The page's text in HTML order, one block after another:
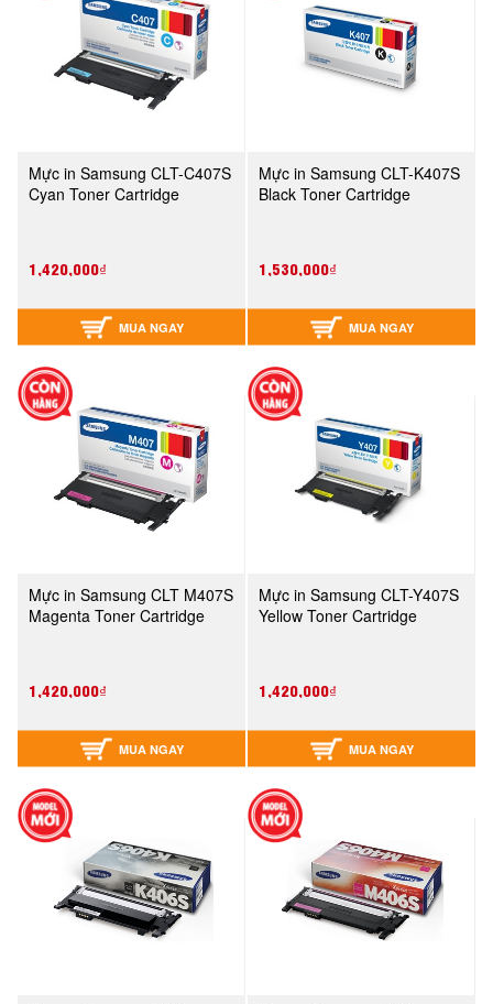
Mực in Samsung CLT-C407S
Cyan Toner Cartridge
1,420,000₫
MUA NGAY
Mực in Samsung CLT-K407S
Black Toner Cartridge
1,530,000₫
MUA NGAY
Mực in Samsung CLT M407S
Magenta Toner Cartridge
1,420,000₫
MUA NGAY
Mực in Samsung CLT-Y407S
Yellow Toner Cartridge
1,420,000₫
MUA NGAY